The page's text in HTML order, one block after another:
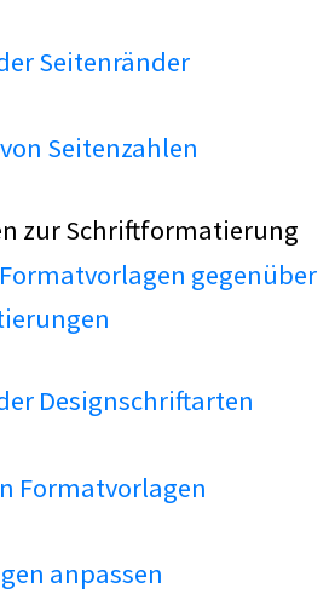
Seitenränder
Seitenzahlen
zur Schriftformatierung
gegenüber
Designschriftarten
Formatvorlagen
anpassen